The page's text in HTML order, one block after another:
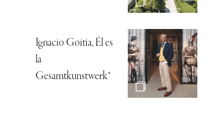
Ignacio Goitia, Él es
la
Gesamtkunstwerk*